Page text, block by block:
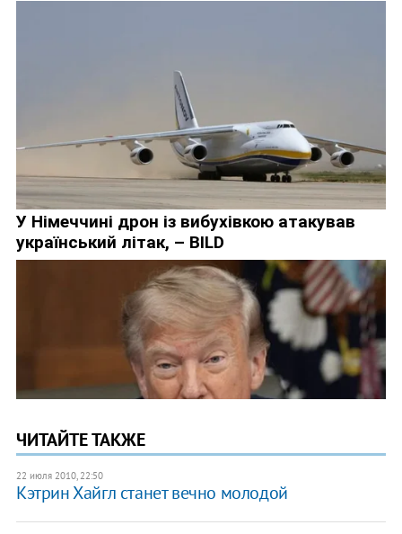
ЧИТАЙТЕ ТАКЖЕ
22 июля 2010, 22:50
Кэтрин Хайгл станет вечно молодой